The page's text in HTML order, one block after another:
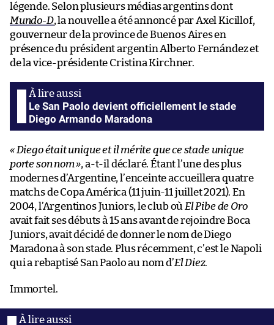
légende. Selon plusieurs médias argentins dont
Mundo-D, la nouvelle a été annoncé par Axel Kicillof,
gouverneur de la province de Buenos Aires en
présence du président argentin Alberto Fernández et
de la vice-présidente Cristina Kirchner.
Le San Paolo devient officiellement le stade
Diego Armando Maradona
« Diego était unique et il mérite que ce stade unique
porte son nom », a-t-il déclaré. Étant l’une des plus
modernes d’Argentine, l’enceinte accueillera quatre
matchs de Copa América (11 juin-11 juillet 2021). En
2004, l’Argentinos Juniors, le club où El Pibe de Oro
avait fait ses débuts à 15 ans avant de rejoindre Boca
Juniors, avait décidé de donner le nom de Diego
Maradona à son stade. Plus récemment, c’est le Napoli
qui a rebaptisé San Paolo au nom d’El Diez.
Immortel.